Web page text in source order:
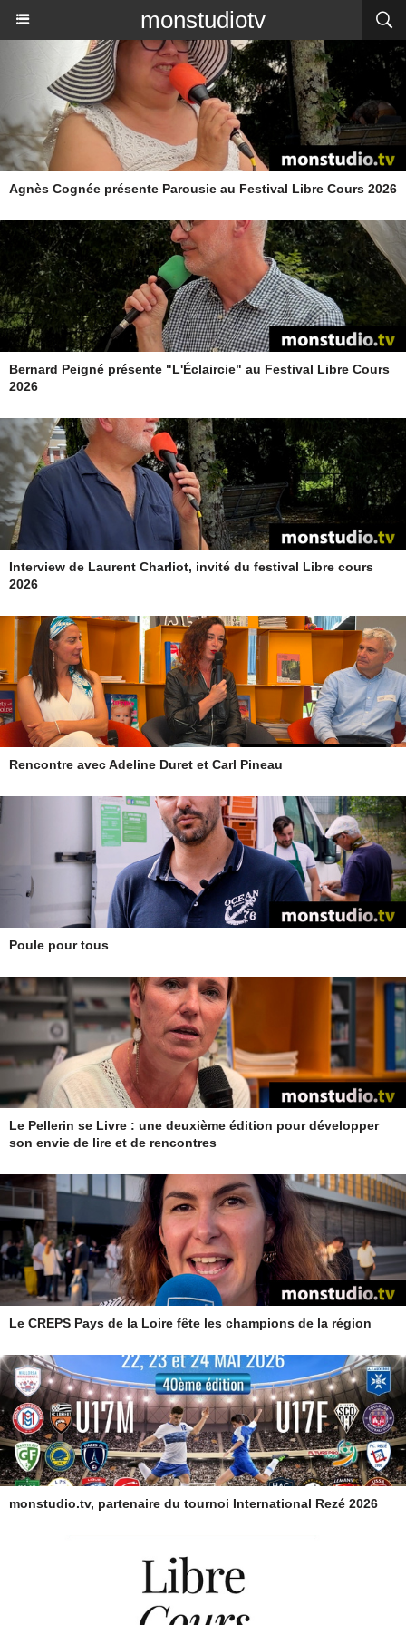
monstudiotv
Agnès Cognée présente Parousie au Festival Libre Cours 2026
Bernard Peigné présente "L'Éclaircie" au Festival Libre Cours
2026
Interview de Laurent Charliot, invité du festival Libre cours
2026
Rencontre avec Adeline Duret et Carl Pineau
Poule pour tous
Le Pellerin se Livre : une deuxième édition pour développer
son envie de lire et de rencontres
Le CREPS Pays de la Loire fête les champions de la région
monstudio.tv, partenaire du tournoi International Rezé 2026